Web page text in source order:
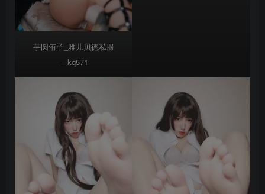
芋圆侑子_雅儿贝德私服
__kq571